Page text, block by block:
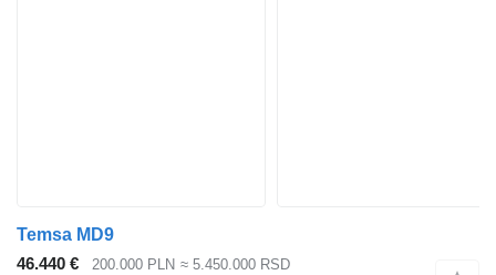
Temsa MD9
46.440 €
200.000 PLN ≈ 5.450.000 RSD